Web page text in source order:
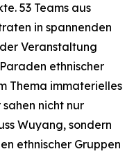
53 Teams aus
in spannenden
Veranstaltung
ethnischer
Thema immaterielles
nicht nur
Wuyang, sondern
ethnischer Gruppen